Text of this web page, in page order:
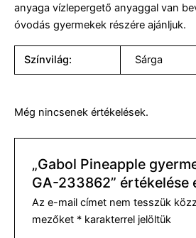
anyaga vízlepergető anyaggal van
óvodás gyermekek részére ajánljuk.
Színvilág: Sárga
Még nincsenek értékelések.
„Gabol Pineapple
GA-233862” értékelése
Az e-mail címet nem tesszük
mezőket * karakterrel jelöltük